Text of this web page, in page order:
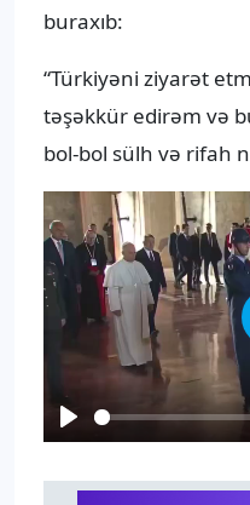
buraxıb:
“Türkiyəni ziyarət
təşəkkür edirəm və
bol-bol sülh və rifah
Play